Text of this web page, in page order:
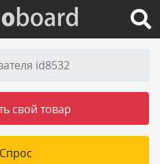
id8532
свой товар
Спрос